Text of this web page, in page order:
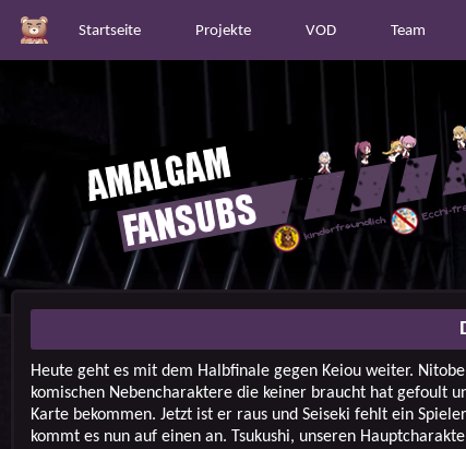
Startseite Projekte VOD Team
Heute geht es mit dem Halbfinale gegen Keiou weiter.
komischen Nebencharaktere die keiner braucht hat gefoult
Karte bekommen. Jetzt ist er raus und Seiseki fehlt ein
kommt es nun auf einen an. Tsukushi, unseren